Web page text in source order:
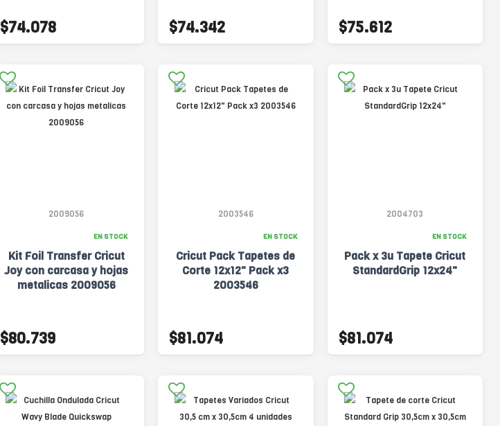
$74.078 $74.342 $75.612
2009056
EN STOCK
Kit Foil Transfer Cricut
Joy con carcasa y hojas
metalicas 2009056
$80.739
2003546
EN STOCK
Cricut Pack Tapetes de
Corte 12x12" Pack x3
2003546
$81.074
2004703
EN STOCK
Pack x 3u Tapete Cricut
StandardGrip 12x24"
$81.074